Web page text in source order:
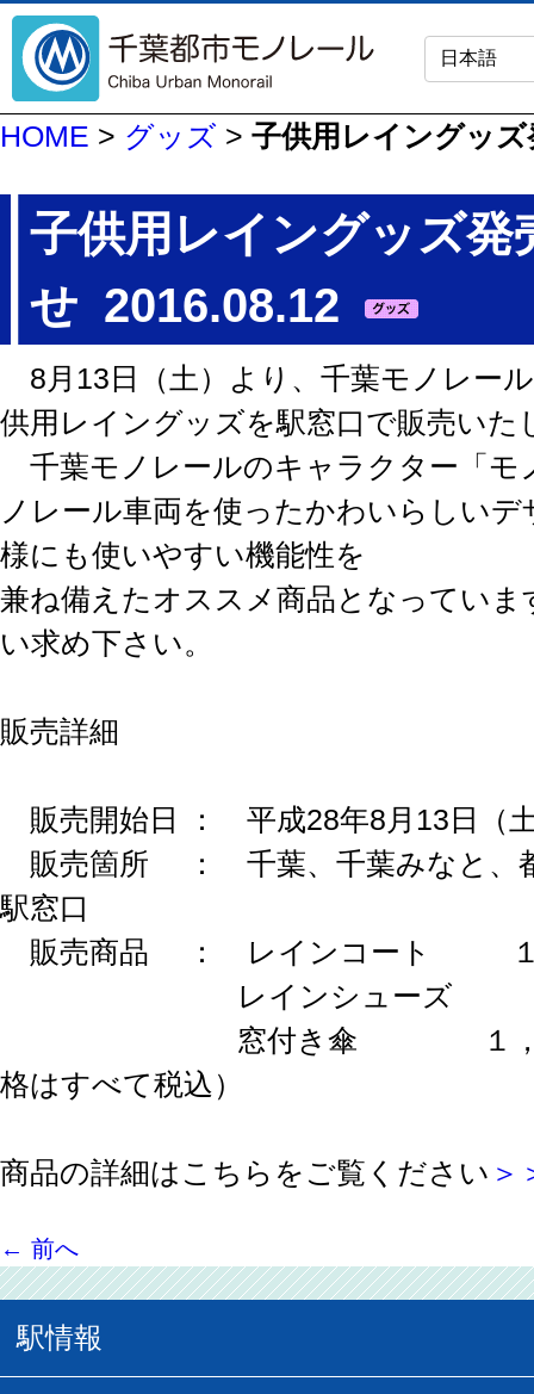
HOME > グッズ > 子供用レイングッ
子供用レイングッズ発
せ 2016.08.12
8月13日（土）より、千葉モノレー
供用レイングッズを駅窓口で販売いた
千葉モノレールのキャラクター「モ
ノレール車両を使ったかわいらしい
様にも使いやすい機能性を
兼ね備えたオススメ商品となっていま
い求め下さい。
販売詳細
販売開始日 ： 平成28年8月13日（
販売箇所 ： 千葉、千葉みなと、
駅窓口
販売商品 ： レインコート １
レインシューズ ９
窓付き傘 １，９８
格はすべて税込）
商品の詳細はこちらをご覧ください ＞
← 前へ
駅情報